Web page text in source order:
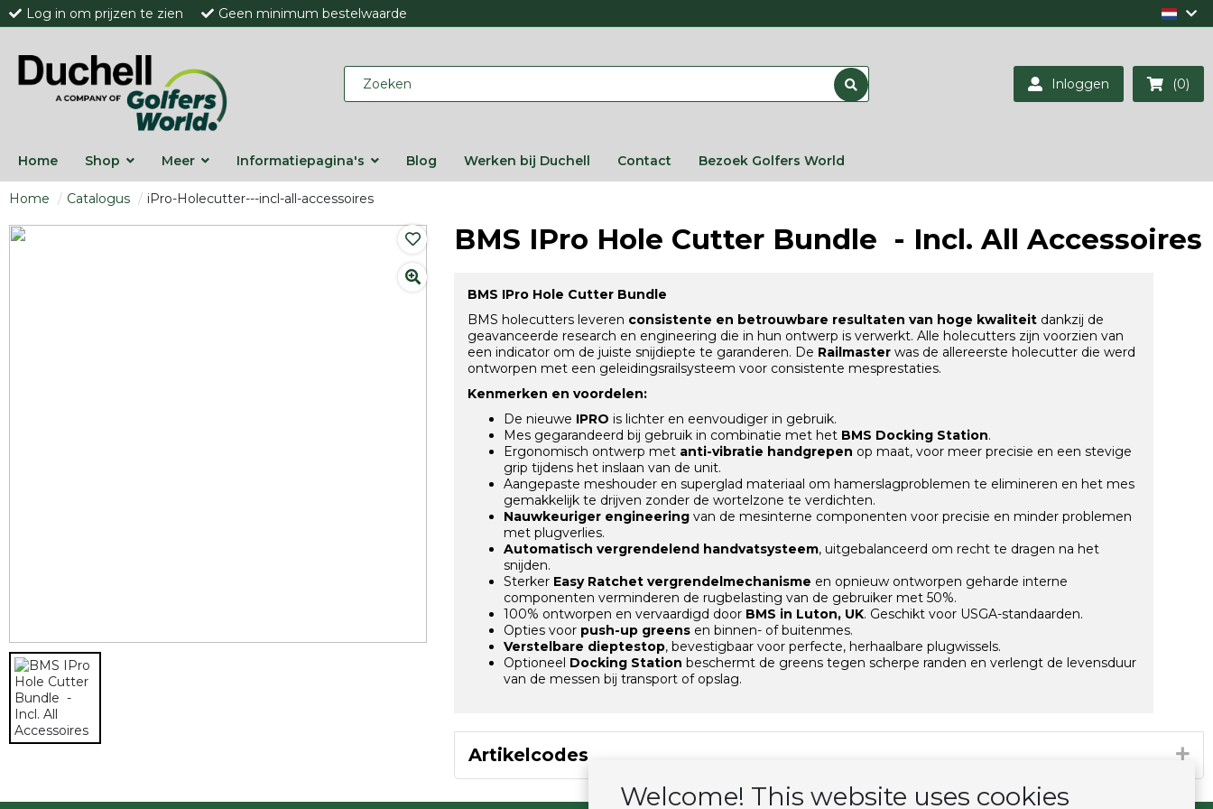
Welcome! This website uses cookies
Log in om prijzen te zien Geen minimum bestelwaarde
Inloggen (0)
Home Shop Meer Informatiepagina's Blog Werken bij Duchell Contact Bezoek Golfers World
Home Catalogus iPro-Holecutter---incl-all-accessoires
BMS IPro Hole Cutter Bundle - Incl. All Accessoires
BMS IPro Hole Cutter Bundle
BMS holecutters leveren consistente en betrouwbare resultaten van hoge kwaliteit dankzij de
geavanceerde research en engineering die in hun ontwerp is verwerkt. Alle holecutters zijn voorzien van
een indicator om de juiste snijdiepte te garanderen. De Railmaster was de allereerste holecutter die werd
ontworpen met een geleidingsrailsysteem voor consistente mesprestaties.
Kenmerken en voordelen:
De nieuwe IPRO is lichter en eenvoudiger in gebruik.
Mes gegarandeerd bij gebruik in combinatie met het BMS Docking Station.
Ergonomisch ontwerp met anti-vibratie handgrepen op maat, voor meer precisie en een stevige
grip tijdens het inslaan van de unit.
Aangepaste meshouder en superglad materiaal om hamerslagproblemen te elimineren en het mes
gemakkelijk te drijven zonder de wortelzone te verdichten.
Nauwkeuriger engineering van de mesinterne componenten voor precisie en minder problemen
met plugverlies.
Automatisch vergrendelend handvatsysteem, uitgebalanceerd om recht te dragen na het
snijden.
Sterker Easy Ratchet vergrendelmechanisme en opnieuw ontworpen geharde interne
componenten verminderen de rugbelasting van de gebruiker met 50%.
100% ontworpen en vervaardigd door BMS in Luton, UK. Geschikt voor USGA-standaarden.
Opties voor push-up greens en binnen- of buitenmes.
Verstelbare dieptestop, bevestigbaar voor perfecte, herhaalbare plugwissels.
Optioneel Docking Station beschermt de greens tegen scherpe randen en verlengt de levensduur
van de messen bij transport of opslag.
Artikelcodes